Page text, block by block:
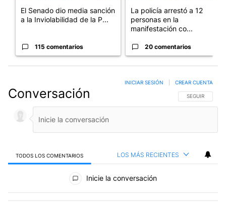
El Senado dio media sanción
a la Inviolabilidad de la P...
115 comentarios
La policía arrestó a 12
personas en la
manifestación co...
20 comentarios
Conversación SIGA ESTA
SEGUIR
INICIAR SESIÓN CREAR CUENTA
TODOS LOS COMENTARIOS LOS MÁS RECIENTES
Todos los comentarios
Inicie la conversación